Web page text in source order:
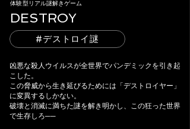
体験型リアル謎解きゲーム
DESTROY
凶悪な殺人ウイルスが全世界でパンデミックを引き起
こした。
この脅威から生き延びるためには「デストロイヤー」
に変異するしかない。
破壊と消滅に満ちた謎を解き明かし、この狂った世界
で生存しろ──
#デストロイ謎